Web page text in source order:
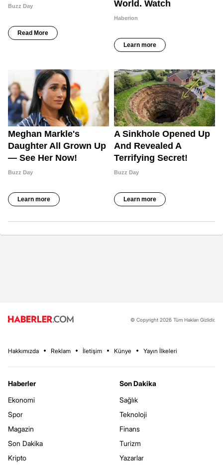
© Copyright 2026 Tüm Hakları Gizlidir.
Hakkımızda Reklam İletişim Künye Yayın İlkeleri
Haberler
Ekonomi
Spor
Magazin
Son Dakika
Kripto
Son Dakika
Sağlık
Teknoloji
Finans
Turizm
Yazarlar